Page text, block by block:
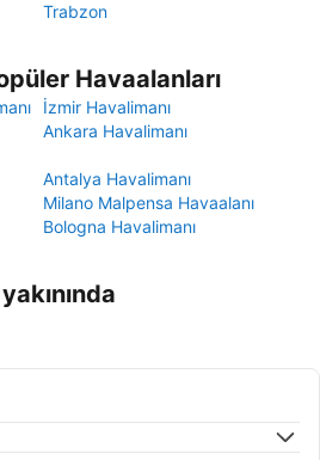
Trabzon
Havaalanları
İzmir Havalimanı
Ankara Havalimanı
Antalya Havalimanı
Milano Malpensa Havaalanı
Bologna Havalimanı